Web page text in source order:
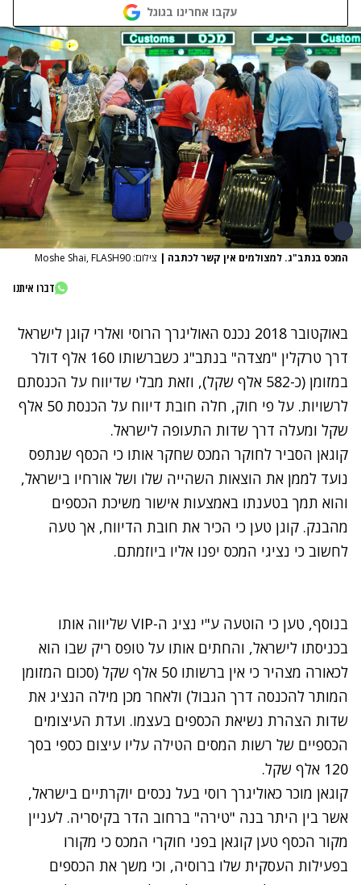
עקבו אחרינו בגוגל
המכס בנתב"ג. למצולמים אין קשר לכתבה | צילום: Moshe Shai, FLASH90
דברו איתנו
באוקטובר 2018 נכנס האוליגרך הרוסי ואלרי קוגן לישראל
דרך טרקלין "מצדה" בנתב"ג כשברשותו 160 אלף דולר
במזומן (כ-582 אלף שקל), וזאת מבלי שדיווח על הכנסתם
לרשויות. על פי חוק, חלה חובת דיווח על הכנסת 50 אלף
שקל ומעלה דרך שדות התעופה לישראל.
קוגאן הסביר לחוקר המכס שחקר אותו כי הכסף שנתפס
נועד לממן את הוצאות השהייה שלו ושל אורחיו בישראל,
והוא תמך בטענתו באמצעות אישור משיכת הכספים
מהבנק. קוגן טען כי הכיר את חובת הדיווח, אך טעה
לחשוב כי נציגי המכס יפנו אליו ביוזמתם.
בנוסף, טען כי הוטעה ע"י נציג ה-VIP שליווה אותו
בכניסתו לישראל, והחתים אותו על טופס ריק שבו הוא
לכאורה מצהיר כי אין ברשותו 50 אלף שקל (סכום המזומן
המותר להכנסה דרך הגבול) ולאחר מכן מילה הנציג את
שדות הצהרת נשיאת הכספים בעצמו. ועדת העיצומים
הכספיים של רשות המסים הטילה עליו עיצום כספי בסך
120 אלף שקל.
קוגאן מוכר כאוליגרך רוסי בעל נכסים יוקרתיים בישראל,
אשר בין היתר בנה "טירה" ברחוב הדר בקיסריה. לעניין
מקור הכסף טען קוגאן בפני חוקרי המכס כי מקורו
בפעילות העסקית שלו ברוסיה, וכי משך את הכספים